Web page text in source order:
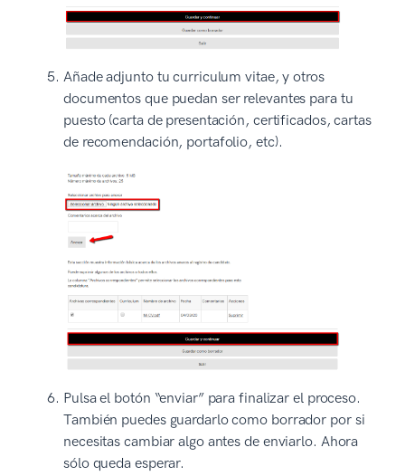
Añade adjunto tu curriculum vitae, y otros
documentos que puedan ser relevantes para tu
puesto (carta de presentación, certificados, cartas
de recomendación, portafolio, etc).
Pulsa el botón “enviar” para finalizar el proceso.
También puedes guardarlo como borrador por si
necesitas cambiar algo antes de enviarlo. Ahora
sólo queda esperar.